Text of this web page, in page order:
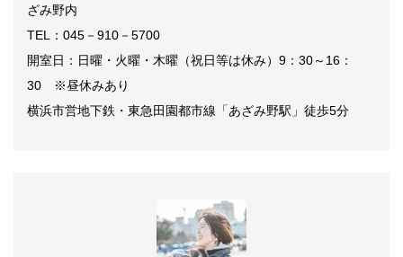
ざみ野内
TEL：045－910－5700
開室日：日曜・火曜・木曜（祝日等は休み）9：30～16：
30 ※昼休みあり
横浜市営地下鉄・東急田園都市線「あざみ野駅」徒歩5分